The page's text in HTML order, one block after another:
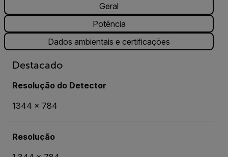
Geral
Potência
Dados ambientais e certificações
Destacado
Resolução do Detector
1344 x 784
Resolução